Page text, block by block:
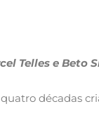
Telles e Beto
décadas